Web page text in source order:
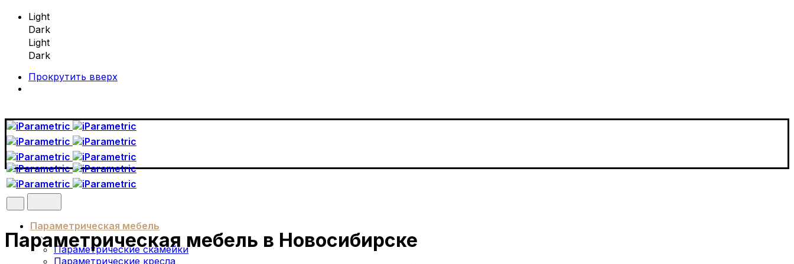
Light
Dark
Light
Dark
Прокрутить вверх
Skip
to
content
Параметрическая мебель
Параметрические скамейки
Параметрические кресла
Параметрическая мебель в Новосибирске